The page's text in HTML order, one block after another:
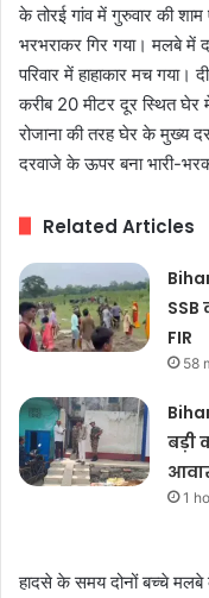
के तोरई गांव में गुरुवार की
भरभराकर गिर गया। मलबे में
परिवार में हाहाकार मच
करीब 20 मीटर दूर स्थित
रोजाना की तरह घेर के मुख्य
दरवाजे के ऊपर बना भारी-
Related Articles
SSB
FIR
58
बड़ी
1
हादसे के समय दोनों बच्चे